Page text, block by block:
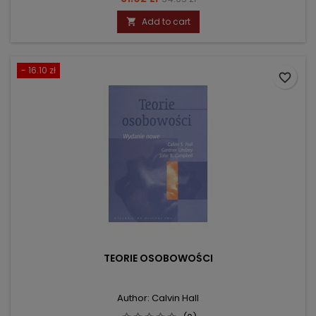
price
 Add to cart
- 16.10 zł
TEORIE OSOBOWOŚCI
Author: Calvin Hall
favorite_border